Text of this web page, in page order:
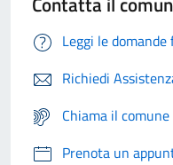
Leggi le
Richiedi
Chiama il
Prenota un